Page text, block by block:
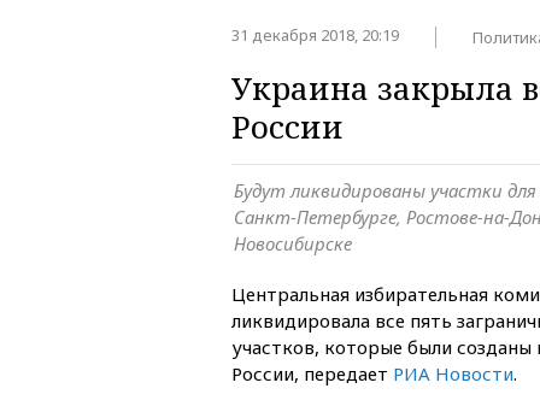
31 декабря 2018, 20:19
Украина закрыла
России
Будут ликвидированы участки для
Санкт-Петербурге, Ростове-на-
Новосибирске
Центральная избирательная
ликвидировала все пять
участков, которые были созданы
России, передает РИА Новости.